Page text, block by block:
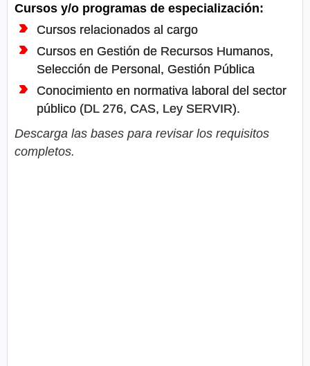
Cursos y/o programas de especialización:
Cursos relacionados al cargo
Cursos en Gestión de Recursos Humanos,
Selección de Personal, Gestión Pública
Conocimiento en normativa laboral del sector
público (DL 276, CAS, Ley SERVIR).
Descarga las bases para revisar los requisitos
completos.